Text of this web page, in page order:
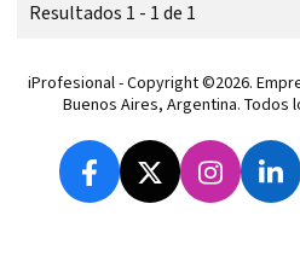
Resultados 1 - 1 de 1
iProfesional - Copyright ©2026.
Buenos Aires, Argentina.